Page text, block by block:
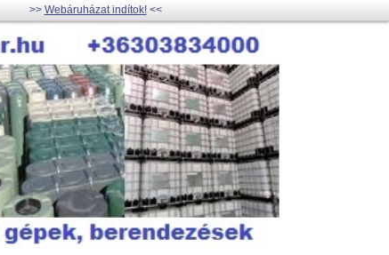
>> Webáruházat indítok!<<